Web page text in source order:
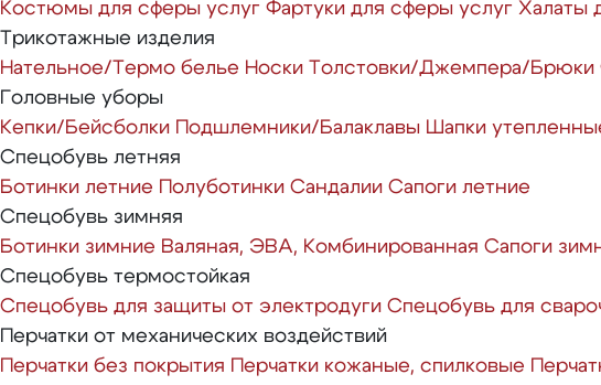
Костюмы для сферы услуг Фартуки для сферы услуг Халаты
Трикотажные изделия
Нательное/Термо белье Носки Толстовки/Джемпера/Брюки
Головные уборы
Кепки/Бейсболки Подшлемники/Балаклавы Шапки
Спецобувь летняя
Ботинки летние Полуботинки Сандалии Сапоги летние
Спецобувь зимняя
Ботинки зимние Валяная, ЭВА, Комбинированная Сапоги
Спецобувь термостойкая
Спецобувь для защиты от электродуги Спецобувь для
Перчатки от механических воздействий
Перчатки без покрытия Перчатки кожаные, спилковые